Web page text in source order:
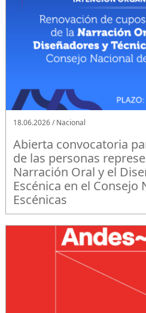
18.06.2026 / Nacional
Abierta convocatoria
de las personas
Narración Oral y el
Escénica en el Consejo
Escénicas